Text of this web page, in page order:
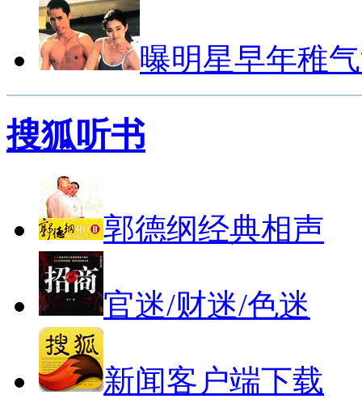
曝明星早年稚
搜狐听书
郭德纲经典相声
官迷/财迷/色迷
新闻客户端下载